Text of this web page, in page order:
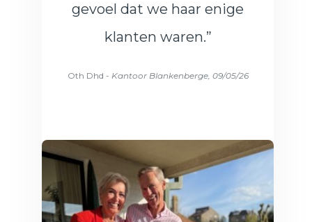
gevoel dat we haar enige
klanten waren.”
Oth Dhd - Kantoor Blankenberge, 09/05/26